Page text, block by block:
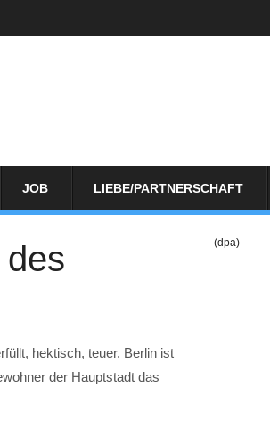
JOB LIEBE/PARTNERSCHAFT
(dpa)
hektisch, teuer. Berlin ist
der Hauptstadt das